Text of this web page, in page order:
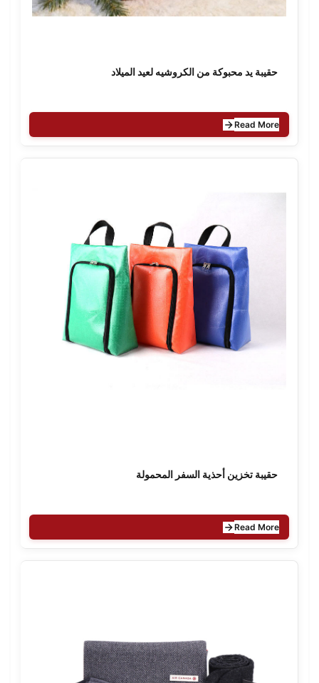
حقيبة يد محبوكة من الكروشيه لعيد الميلاد
Read More
حقيبة تخزين أحذية السفر المحمولة
Read More